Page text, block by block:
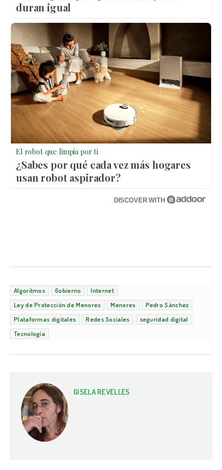
duran igual
El robot que limpia por ti
¿Sabes por qué cada vez más hogares
usan robot aspirador?
DISCOVER WITH
Algoritmos Gobierno
Internet
Ley de Protección de Menores
Menores
Pedro Sánchez
Plataformas digitales
Redes Sociales
seguridad digital
Tecnología
GISELA REVELLES